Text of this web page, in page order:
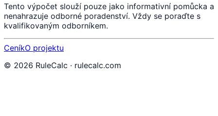
Tento výpočet slouží pouze jako informativní pomůcka a
nenahrazuje odborné poradenství. Vždy se poraďte s
kvalifikovaným odborníkem.
CeníkO projektu
© 2026 RuleCalc · rulecalc.com